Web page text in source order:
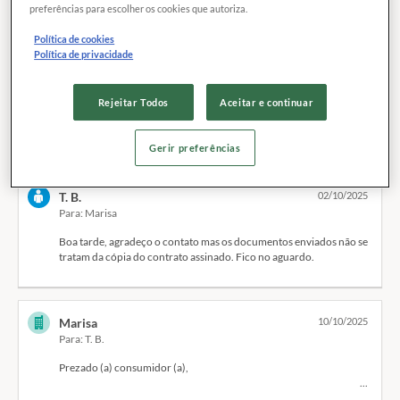
Mensagens (4)
Marisa
Prezado (a) consumidor (a),
Em anexo segue nossa carta resposta referente a sua solicitação.
Agradecemos a sua atenção.
Atenciosamente,
Thayane Clei Galdiano Ruiz
Advogada
Ver a mensagem completa
T. B.
Para: Marisa
02/10/2025
Boa tarde, agradeço o contato mas os documentos enviados não se
tratam da cópia do contrato assinado. Fico no aguardo.
Marisa
Para: T. B.
10/10/2025
Prezado (a) consumidor (a),
preferências para escolher os cookies que autoriza.
Política de cookies
Política de privacidade
Rejeitar Todos Aceitar e continuar
Gerir preferências